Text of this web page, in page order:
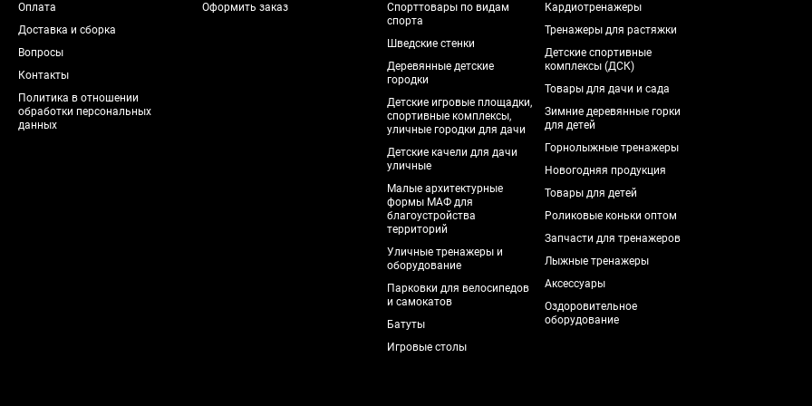
Оплата
Доставка и сборка
Вопросы
Контакты
Политика в отношении
обработки персональных
данных
Оформить заказ
Спорттовары по видам
спорта
Шведские стенки
Деревянные детские
городки
Детские игровые площадки,
спортивные комплексы,
уличные городки для дачи
Детские качели для дачи
уличные
Малые архитектурные
формы МАФ для
благоустройства
территорий
Уличные тренажеры и
оборудование
Парковки для велосипедов
и самокатов
Батуты
Игровые столы
Кардиотренажеры
Тренажеры для растяжки
Детские спортивные
комплексы (ДСК)
Товары для дачи и сада
Зимние деревянные горки
для детей
Горнолыжные тренажеры
Новогодняя продукция
Товары для детей
Роликовые коньки оптом
Запчасти для тренажеров
Лыжные тренажеры
Аксессуары
Оздоровительное
оборудование